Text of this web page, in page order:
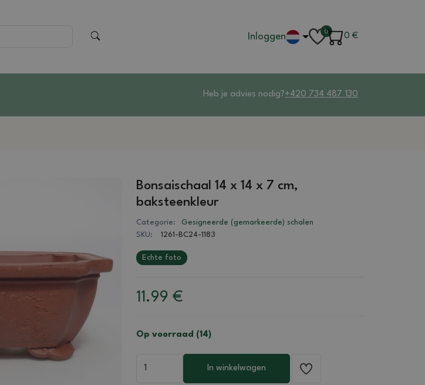
Inloggen 0
0 €
Heb je advies nodig?+420 734 487 130
Bonsaischaal 14 x 14 x 7 cm,
baksteenkleur
Categorie:
Gesigneerde (gemarkeerde) schalen
SKU:
1261-BC24-1183
Echte foto
11.99 €
Op voorraad (14)
In winkelwagen